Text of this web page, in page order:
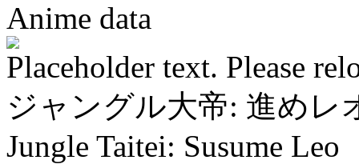
Anime data
Placeholder text. Please
ジャングル大帝: 進めレ
Jungle Taitei: Susume Leo